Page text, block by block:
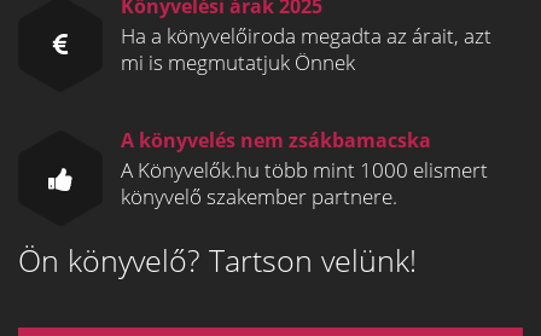
Könyvelési árak 2025
Ha a könyvelőiroda megadta az árait, azt
mi is megmutatjuk Önnek
A könyvelés nem zsákbamacska
A Könyvelők.hu több mint 1000 elismert
könyvelő szakember partnere.
Ön könyvelő? Tartson velünk!